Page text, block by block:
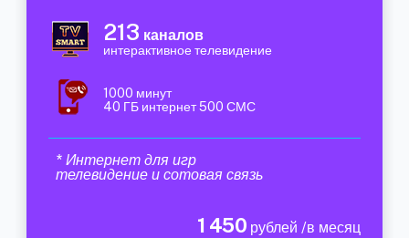
213 каналов
интерактивное телевидение
1000 минут
40 ГБ интернет 500 СМС
* Интернет для игр
телевидение и сотовая связь
1 450 рублей /в месяц